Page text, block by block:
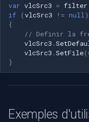
var vlcSrc3 = filter
if
(vlcSrc3 != null )
{
// Definir la
vlcSrc3 .
vlcSrc3 .SetFile(
}
Exemples